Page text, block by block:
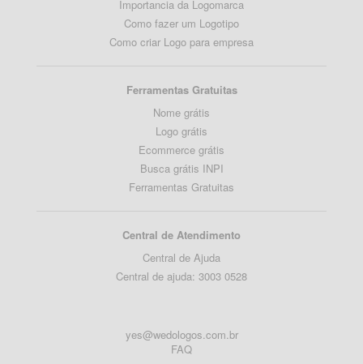
Importancia da Logomarca
Como fazer um Logotipo
Como criar Logo para empresa
Ferramentas Gratuitas
Nome grátis
Logo grátis
Ecommerce grátis
Busca grátis INPI
Ferramentas Gratuitas
Central de Atendimento
Central de Ajuda
Central de ajuda: 3003 0528
yes@wedologos.com.br
FAQ